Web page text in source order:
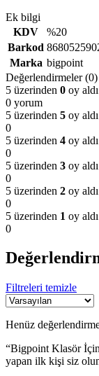
Ek bilgi
KDV
%20
Barkod
Marka bigpoint
Değerlendirmeler (0)
5 üzerinden 0 oy aldı
0 yorum
5 üzerinden 5 oy aldı
0
5 üzerinden 4 oy aldı
0
5 üzerinden 3 oy aldı
0
5 üzerinden 2 oy aldı
0
5 üzerinden 1 oy aldı
0
Filtreleri temizle
Henüz
“Bigpoint Klasör
yapan ilk kişi siz